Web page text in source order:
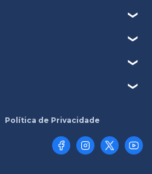
Política de Privacidade